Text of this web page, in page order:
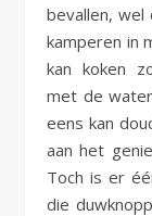
bevallen,
kamperen in
kan koken
met de
eens kan
aan het
Toch is er
die